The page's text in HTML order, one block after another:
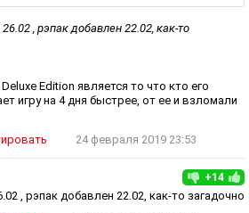
, рэпак добавлен 22.02, как-то
Edition является то что кто его
игру на 4 дня быстрее, от ее и взломали
24 февраля 2019 23:53
+14
, рэпак добавлен 22.02, как-то загадочно